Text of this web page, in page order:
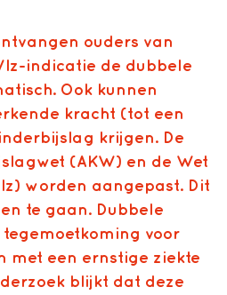
ouders van
indicatie de dubbele
Ook kunnen
kracht (tot een
krijgen. De
(AKW) en de Wet
worden aangepast. Dit
te gaan. Dubbele
voor
met een ernstige ziekte
blijkt dat deze